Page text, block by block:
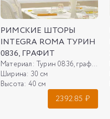
РИМСКИЕ ШТОРЫ
INTEGRA ROMA ТУРИН
0836, ГРАФИТ
Материал: Турин 0836, графит
Ширина: 30 см
Высота: 40 см
2392.85 ₽